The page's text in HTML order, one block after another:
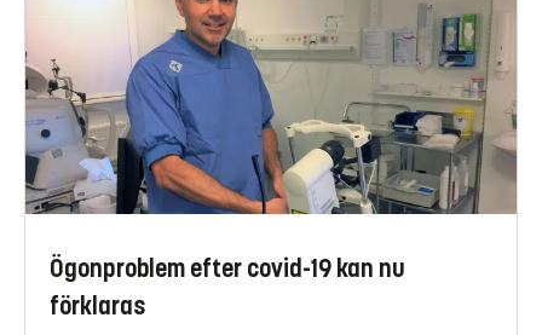
Ögonproblem efter covid-19 kan nu
förklaras